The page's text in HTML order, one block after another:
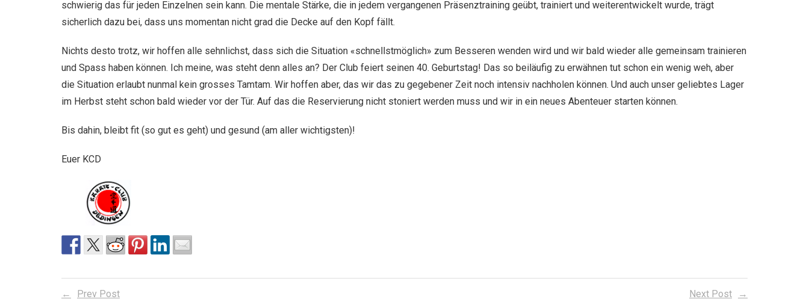
schwierig das für jeden Einzelnen sein kann. Die mentale Stärke, die in jedem vergangenen Präsenztraining geübt, trainiert und weiterentwickelt wurde, trägt
sicherlich dazu bei, dass uns momentan nicht grad die Decke auf den Kopf fällt.
Nichts desto trotz, wir hoffen alle sehnlichst, dass sich die Situation «schnellstmöglich» zum Besseren wenden wird und wir bald wieder alle gemeinsam trainieren
und Spass haben können. Ich meine, was steht denn alles an? Der Club feiert seinen 40. Geburtstag! Das so beiläufig zu erwähnen tut schon ein wenig weh, aber
die Situation erlaubt nunmal kein grosses Tamtam. Wir hoffen aber, das wir das zu gegebener Zeit noch intensiv nachholen können. Und auch unser geliebtes Lager
im Herbst steht schon bald wieder vor der Tür. Auf das die Reservierung nicht stoniert werden muss und wir in ein neues Abenteuer starten können.
Bis dahin, bleibt fit (so gut es geht) und gesund (am aller wichtigsten)!
Euer KCD
Prev Post Next Post